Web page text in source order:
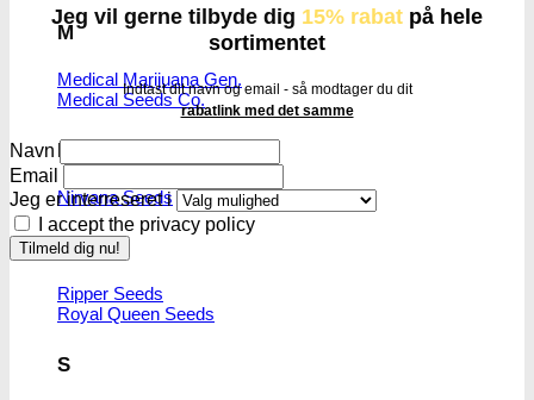
M
Medical Marijuana Gen.
Medical Seeds Co.
N
Nirvana Seeds
R
Ripper Seeds
Royal Queen Seeds
S
Jeg vil gerne tilbyde dig 15% rabat på hele
sortimentet
Indtast dit navn og email - så modtager du dit
rabatlink med det samme
Navn
Email
Jeg er interreseret i
I accept the privacy policy